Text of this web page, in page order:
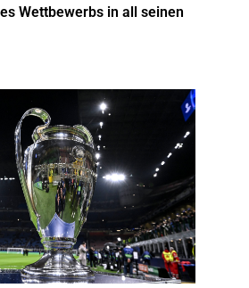
Wettbewerbs in all seinen